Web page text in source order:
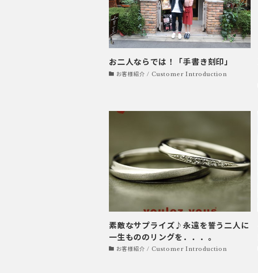
お二人ならでは！「手書き刻印」
お客様紹介 / Customer Introduction
素敵なサプライズ♪永遠を誓う二人に
一生もののリングを．．．。
お客様紹介 / Customer Introduction